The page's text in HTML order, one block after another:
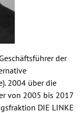
der
2004 über die
von 2005 bis 2017
DIE LINKE